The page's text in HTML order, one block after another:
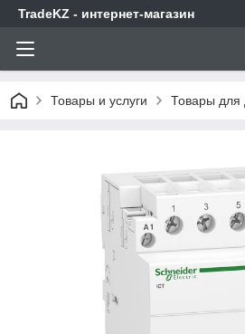
TradeKZ - интернет-магазин
Товары и услуги Товары